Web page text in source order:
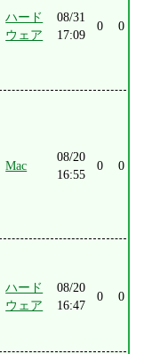
ハード
ウェア
08/31
17:09
0 0
Mac
08/20
16:55
0 0
ハード
ウェア
08/20
16:47
0 0